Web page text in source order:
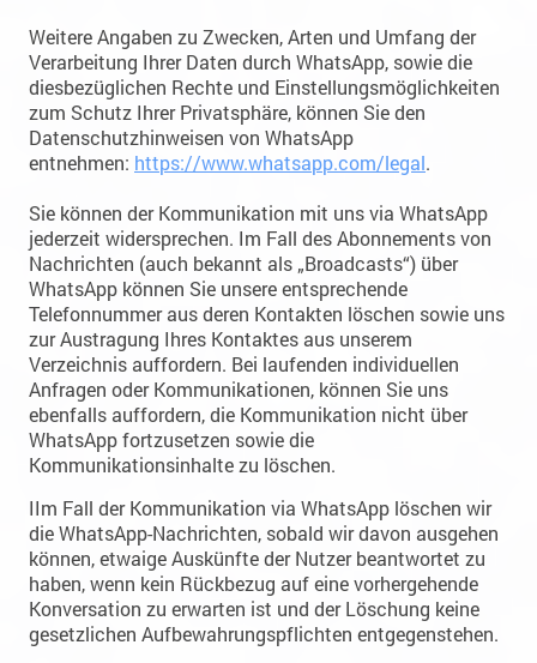
Weitere Angaben zu Zwecken, Arten und Umfang der
Verarbeitung Ihrer Daten durch WhatsApp, sowie die
diesbezüglichen Rechte und Einstellungsmöglichkeiten
zum Schutz Ihrer Privatsphäre, können Sie den
Datenschutzhinweisen von WhatsApp
entnehmen: https://www.whatsapp.com/legal.
Sie können der Kommunikation mit uns via WhatsApp
jederzeit widersprechen. Im Fall des Abonnements von
Nachrichten (auch bekannt als „Broadcasts“) über
WhatsApp können Sie unsere entsprechende
Telefonnummer aus deren Kontakten löschen sowie uns
zur Austragung Ihres Kontaktes aus unserem
Verzeichnis auffordern. Bei laufenden individuellen
Anfragen oder Kommunikationen, können Sie uns
ebenfalls auffordern, die Kommunikation nicht über
WhatsApp fortzusetzen sowie die
Kommunikationsinhalte zu löschen.
IIm Fall der Kommunikation via WhatsApp löschen wir
die WhatsApp-Nachrichten, sobald wir davon ausgehen
können, etwaige Auskünfte der Nutzer beantwortet zu
haben, wenn kein Rückbezug auf eine vorhergehende
Konversation zu erwarten ist und der Löschung keine
gesetzlichen Aufbewahrungspflichten entgegenstehen.